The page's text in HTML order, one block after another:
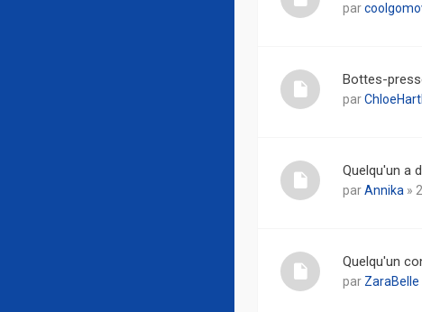
par
Bottes-
par
Quelqu'un a
parAnnika »
Quelqu'un
par ZaraBelle